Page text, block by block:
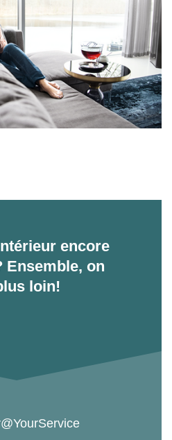
encore
Ensemble, on
loin!